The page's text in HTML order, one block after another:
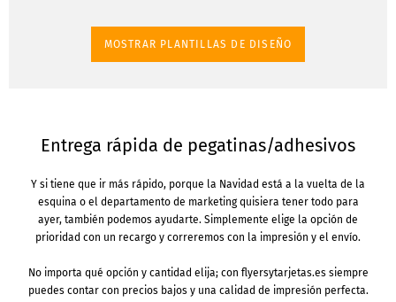
MOSTRAR PLANTILLAS DE DISEÑO
Entrega rápida de pegatinas/adhesivos
Y si tiene que ir más rápido, porque la Navidad está a la vuelta de la
esquina o el departamento de marketing quisiera tener todo para
ayer, también podemos ayudarte. Simplemente elige la opción de
prioridad con un recargo y correremos con la impresión y el envío.
No importa qué opción y cantidad elija; con flyersytarjetas.es siempre
puedes contar con precios bajos y una calidad de impresión perfecta.